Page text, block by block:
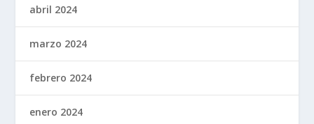
abril 2024
marzo 2024
febrero 2024
enero 2024